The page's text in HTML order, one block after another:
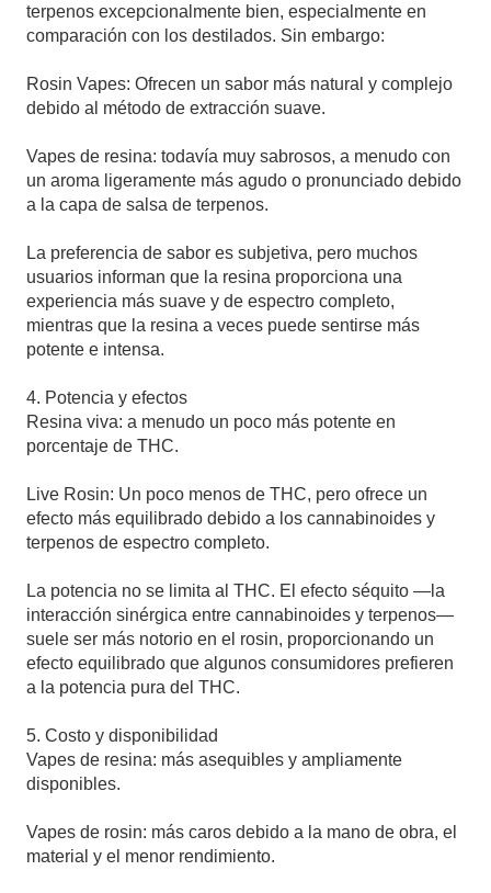
terpenos excepcionalmente bien, especialmente en
comparación con los destilados. Sin embargo:
Rosin Vapes: Ofrecen un sabor más natural y complejo
debido al método de extracción suave.
Vapes de resina: todavía muy sabrosos, a menudo con
un aroma ligeramente más agudo o pronunciado debido
a la capa de salsa de terpenos.
La preferencia de sabor es subjetiva, pero muchos
usuarios informan que la resina proporciona una
experiencia más suave y de espectro completo,
mientras que la resina a veces puede sentirse más
potente e intensa.
4. Potencia y efectos
Resina viva: a menudo un poco más potente en
porcentaje de THC.
Live Rosin: Un poco menos de THC, pero ofrece un
efecto más equilibrado debido a los cannabinoides y
terpenos de espectro completo.
La potencia no se limita al THC. El efecto séquito —la
interacción sinérgica entre cannabinoides y terpenos—
suele ser más notorio en el rosin, proporcionando un
efecto equilibrado que algunos consumidores prefieren
a la potencia pura del THC.
5. Costo y disponibilidad
Vapes de resina: más asequibles y ampliamente
disponibles.
Vapes de rosin: más caros debido a la mano de obra, el
material y el menor rendimiento.